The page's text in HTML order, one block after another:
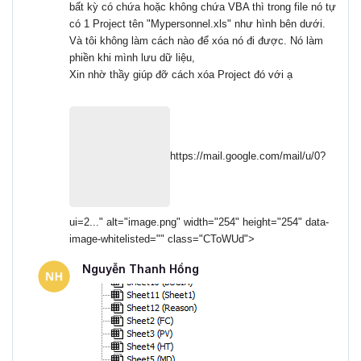
khóa học VBA Offline nhưng vẫn đảm bảo chất
lượng cho học viên nhờ vào việc hỗ trợ liên tục trong
suốt quá trình học tập.
Đa dạng tùy chọn học tập:
Trên môi trường trực
tuyến, bạn sẽ có thể tùy chỉnh tốc độ học tập theo
Cộng đồng học tập:Thông thường các khóa học
VBA online sẽ có các cộng đồng của khóa học giúp
bạn kết nối và trao đổi kiến thức với các học viên
khác, cũng như nhận được sự hỗ trợ của giảng viên
khóa học hay người hướng dẫn.
Cuối cùng, khóa học online này dành cho tất cả những ai
chưa biết học VBA ở đâu ngay cả khi bạn mới bắt đầu làm
bất kỳ có chứa hoặc không chứa VBA thì trong file nó tự
có 1 Project tên "Mypersonnel.xls" như hình bên dưới.
Và tôi không làm cách nào để xóa nó đi được. Nó làm
phiền khi mình lưu dữ liệu,
Xin nhờ thầy giúp đỡ cách xóa Project đó với ạ
https://mail.google.com/mail/u/0?
ui=2..." alt="image.png" width="254" height="254" data-
image-whitelisted="" class="CToWUd">
Nguyễn Thanh Hồng